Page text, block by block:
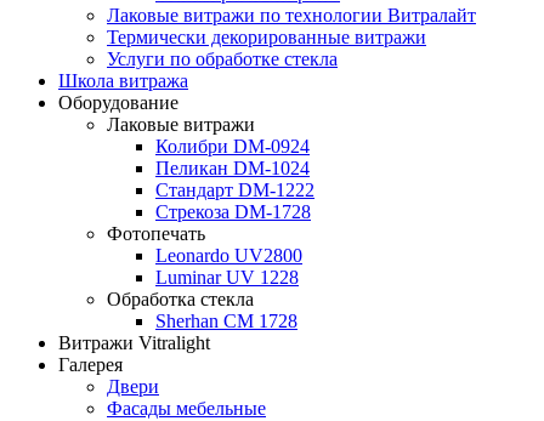
Лаковые витражи по технологии Витралайт
Термически декорированные витражи
Услуги по обработке стекла
Школа витража
Оборудование
Лаковые витражи
Колибри DM-0924
Пеликан DM-1024
Стандарт DM-1222
Стрекоза DM-1728
Фотопечать
Leonardo UV2800
Luminar UV 1228
Обработка стекла
Sherhan CM 1728
Витражи Vitralight
Галерея
Двери
Фасады мебельные